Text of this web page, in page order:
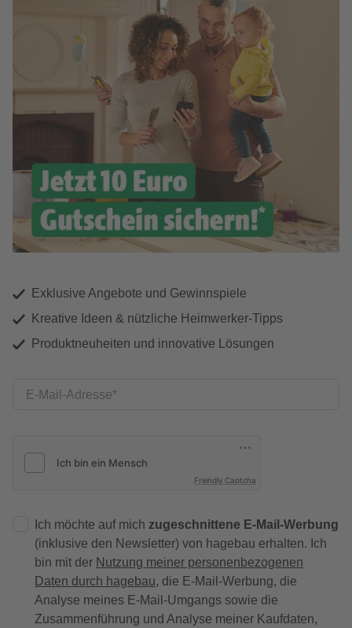
Exklusive Angebote und Gewinnspiele
Kreative Ideen & nützliche Heimwerker-Tipps
Produktneuheiten und innovative Lösungen
E-Mail-Adresse
Friendly Captcha
Ich möchte auf mich zugeschnittene E-Mail-Werbung
(inklusive den Newsletter) von hagebau erhalten. Ich
bin mit der Nutzung meiner personenbezogenen
Daten durch hagebau, die E-Mail-Werbung, die
Analyse meines E-Mail-Umgangs sowie die
Zusammenführung und Analyse meiner Kaufdaten,